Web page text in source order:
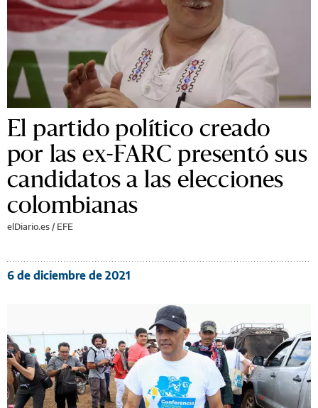
El partido político creado
por las ex-FARC presentó sus
candidatos a las elecciones
colombianas
elDiario.es / EFE
6 de diciembre de 2021